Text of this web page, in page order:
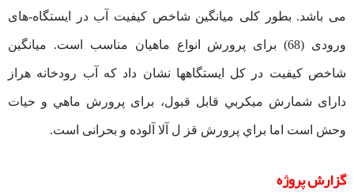
می باشد. بطور کلی میانگین شاخص کیفیت آب در ایستگاه-های
ورودی (68) برای پرورش انواع ماهیان مناسب است. میانگین
شاخص کیفیت در کل ایستگاهها نشان داد که آب رودخانه هراز
دارای شمارش ميكربي قابل قبول، برای پرورش ماهي و حيات
وحش است اما براي پرورش قز ل آلا آلوده و بحرانی است.
گزارش پروژه